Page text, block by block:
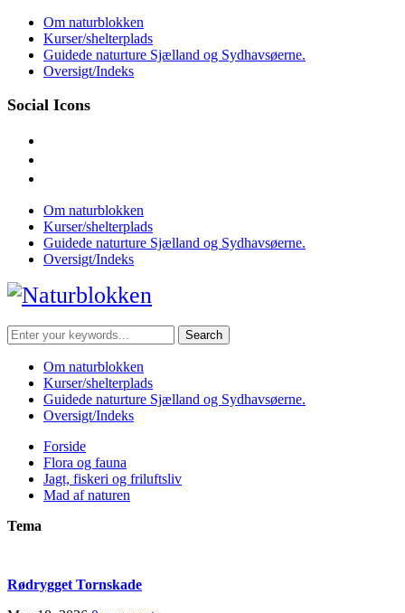
Skip
content
Om naturblokken
Kurser/shelterplads
Guidede naturture Sjælland og Sydhavsøerne.
Oversigt/Indeks
Social Icons
Om naturblokken
Kurser/shelterplads
Guidede naturture Sjælland og Sydhavsøerne.
Oversigt/Indeks
Search
for:
Om naturblokken
Kurser/shelterplads
Guidede naturture Sjælland og Sydhavsøerne.
Oversigt/Indeks
Forside
Flora og fauna
Jagt, fiskeri og friluftsliv
Mad af naturen
Tema
Rødrygget Tornskade